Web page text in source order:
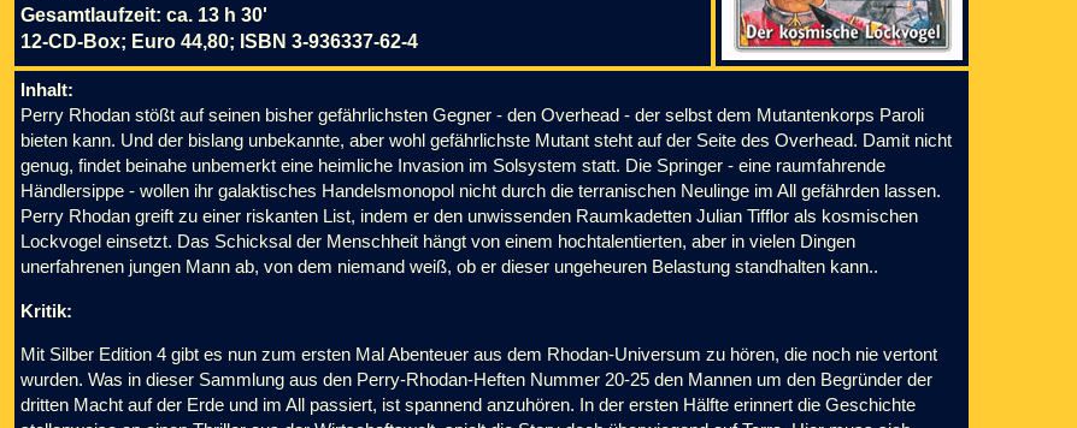
Gesamtlaufzeit: ca. 13 h 30'
12-CD-Box; Euro 44,80; ISBN 3-936337-62-4
Inhalt:
Perry Rhodan stößt auf seinen bisher gefährlichsten Gegner - den Overhead - der selbst dem Mutantenkorps Paroli
bieten kann. Und der bislang unbekannte, aber wohl gefährlichste Mutant steht auf der Seite des Overhead. Damit nicht
genug, findet beinahe unbemerkt eine heimliche Invasion im Solsystem statt. Die Springer - eine raumfahrende
Händlersippe - wollen ihr galaktisches Handelsmonopol nicht durch die terranischen Neulinge im All gefährden lassen.
Perry Rhodan greift zu einer riskanten List, indem er den unwissenden Raumkadetten Julian Tifflor als kosmischen
Lockvogel einsetzt. Das Schicksal der Menschheit hängt von einem hochtalentierten, aber in vielen Dingen
unerfahrenen jungen Mann ab, von dem niemand weiß, ob er dieser ungeheuren Belastung standhalten kann..
Kritik:
Mit Silber Edition 4 gibt es nun zum ersten Mal Abenteuer aus dem Rhodan-Universum zu hören, die noch nie vertont
wurden. Was in dieser Sammlung aus den Perry-Rhodan-Heften Nummer 20-25 den Mannen um den Begründer der
dritten Macht auf der Erde und im All passiert, ist spannend anzuhören. In der ersten Hälfte erinnert die Geschichte